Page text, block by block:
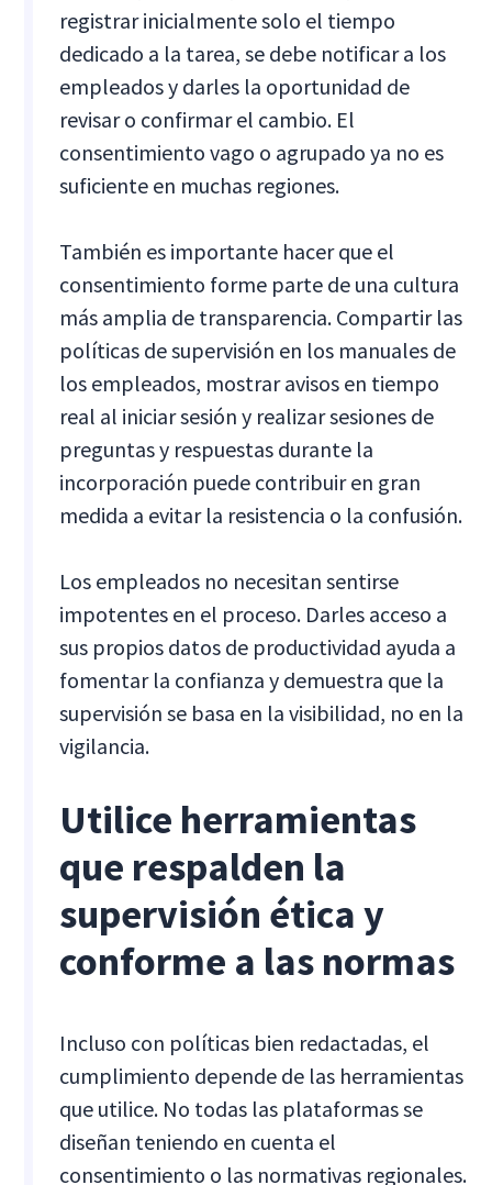
registrar inicialmente solo el tiempo
dedicado a la tarea, se debe notificar a los
empleados y darles la oportunidad de
revisar o confirmar el cambio. El
consentimiento vago o agrupado ya no es
suficiente en muchas regiones.
También es importante hacer que el
consentimiento forme parte de una cultura
más amplia de transparencia. Compartir las
políticas de supervisión en los manuales de
los empleados, mostrar avisos en tiempo
real al iniciar sesión y realizar sesiones de
preguntas y respuestas durante la
incorporación puede contribuir en gran
medida a evitar la resistencia o la confusión.
Los empleados no necesitan sentirse
impotentes en el proceso. Darles acceso a
sus propios datos de productividad ayuda a
fomentar la confianza y demuestra que la
supervisión se basa en la visibilidad, no en la
vigilancia.
Utilice herramientas
que respalden la
supervisión ética y
conforme a las normas
Incluso con políticas bien redactadas, el
cumplimiento depende de las herramientas
que utilice. No todas las plataformas se
diseñan teniendo en cuenta el
consentimiento o las normativas regionales.